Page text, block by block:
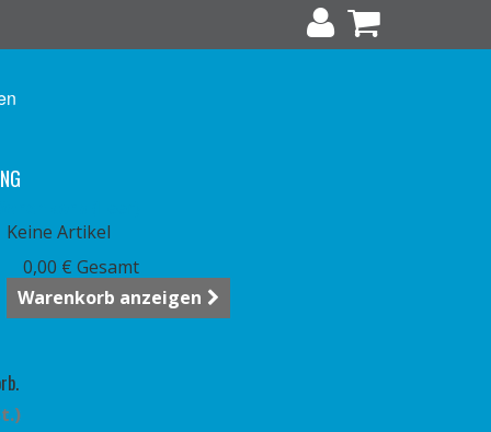
Keine Artikel
0,00 € Gesamt
Warenkorb anzeigen